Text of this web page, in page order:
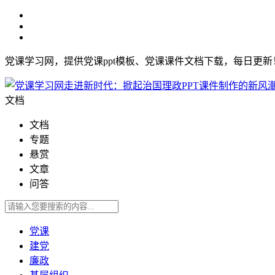
党课学习网，提供党课ppt模板、党课课件文档下载，每日更新
文档
文档
专题
悬赏
文章
问答
党课
建党
廉政